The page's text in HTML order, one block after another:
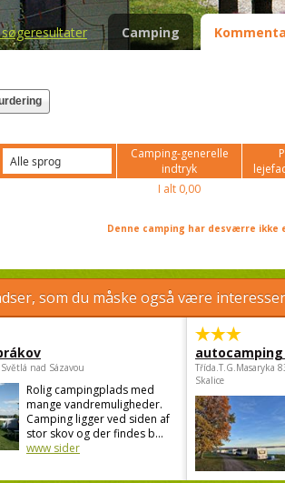
Camping
Camping-generelle
indtryk
I alt 0,00
Denne camping har desværre
som du måske også være
nad Sázavou
Rolig campingplads med
mange vandremuligheder.
Camping ligger ved siden af
stor skov og der findes b...
www sider
autocamping
Třída.T.G.Masaryka
Skalice